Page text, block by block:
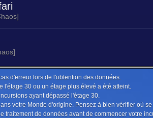
d'erreur lors de l'obtention des données.
l'étage 30 ou un étage plus élevé a été atteint.
ayant dépassé l'étage 30.
votre Monde d'origine. Pensez à bien vérifier où
traitement de données avant de commencer votre